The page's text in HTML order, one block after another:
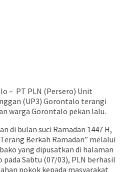
– PT PLN (Persero) Unit
(UP3) Gorontalo terangi
warga Gorontalo pekan lalu.
di bulan suci Ramadan 1447 H,
Berkah Ramadan” melalui
yang dipusatkan di halaman
Sabtu (07/03), PLN berhasil
pokok kepada masyarakat